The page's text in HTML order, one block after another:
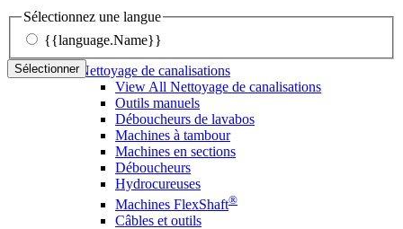
Sélectionnez une langue
{{language.Name}}
SélectionnerNettoyage de canalisations
View All Nettoyage de canalisations
Outils manuels
Déboucheurs de lavabos
Machines à tambour
Machines en sections
Déboucheurs
Hydrocureuses
Machines FlexShaft®
Câbles et outils